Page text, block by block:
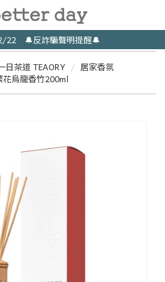
22 🔔反詐騙聲明提醒🔔
日茶道 TEAORY
居家香氛
花烏龍香竹200ml